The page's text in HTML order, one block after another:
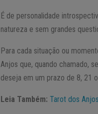
É de personalidade
natureza e sem grandes
Para cada situação ou
Anjos que, quando chamado,
deseja em um prazo de 8, 21
Leia Também: Tarot dos